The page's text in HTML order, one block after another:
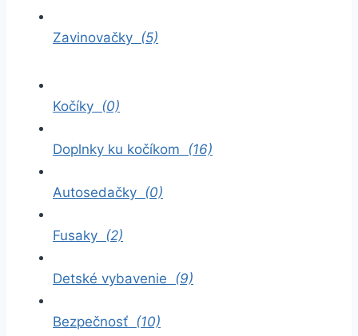
Zavinovačky (5)
Kočíky (0)
Doplnky ku kočíkom (16)
Autosedačky (0)
Fusaky (2)
Detské vybavenie (9)
Bezpečnosť (10)